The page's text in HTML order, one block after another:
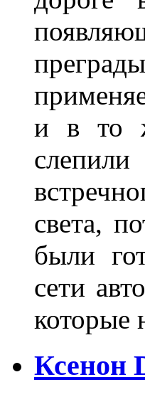
и в то
света,
были
сети
которые
Ксенон